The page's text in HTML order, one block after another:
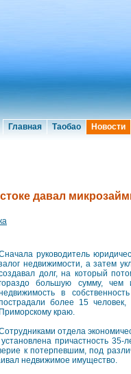
Главная Таобао Новости
давал
руководитель
недвижимости, а затем
долг, на который
большую сумму, чем
в
более 15
Приморскому краю.
отдела
причастность
к потерпевшим, под
недвижимое имущество.